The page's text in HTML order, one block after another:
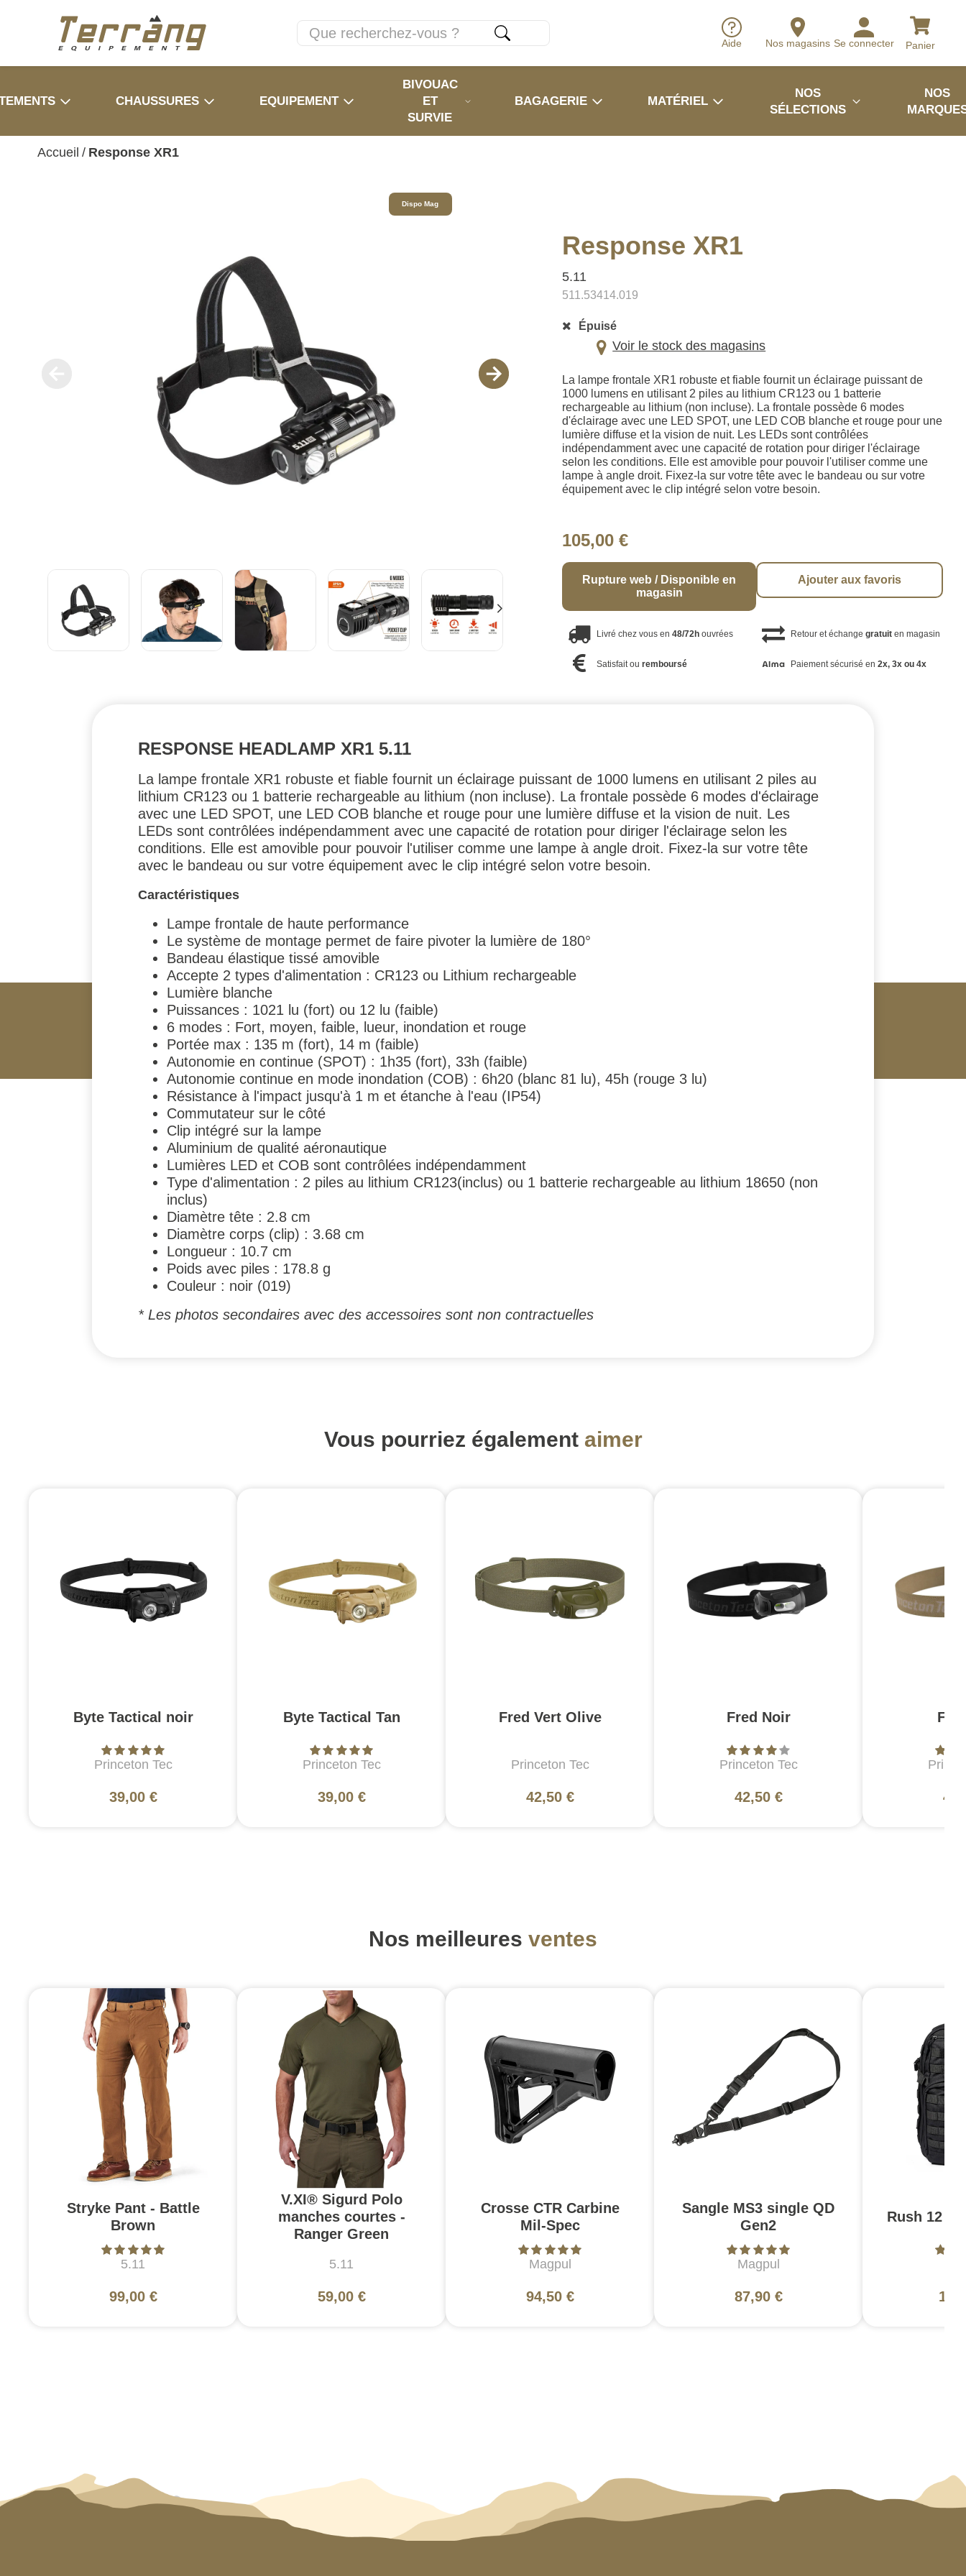
Aide Nos magasins Se connecter Panier
CHAUSSURES EQUIPEMENT
BIVOUAC
ET
SURVIE
BAGAGERIE MATÉRIEL
NOS
SÉLECTIONS
NOS
Accueil / Response XR1
Dispo Mag
Response XR1
5.11
511.53414.019
Épuisé
Voir le stock des magasins
La lampe frontale XR1 robuste et fiable fournit un éclairage puissant de
1000 lumens en utilisant 2 piles au lithium CR123 ou 1 batterie
rechargeable au lithium (non incluse). La frontale possède 6 modes
d'éclairage avec une LED SPOT, une LED COB blanche et rouge pour une
lumière diffuse et la vision de nuit. Les LEDs sont contrôlées
indépendamment avec une capacité de rotation pour diriger l'éclairage
selon les conditions. Elle est amovible pour pouvoir l'utiliser comme une
lampe à angle droit. Fixez-la sur votre tête avec le bandeau ou sur votre
équipement avec le clip intégré selon votre besoin.
105,00 €
Rupture web / Disponible en
magasin
Ajouter aux favoris
Livré chez vous en48/72h ouvrées Retour et échange gratuiten magasin
Satisfait ouremboursé Paiement sécurisé en 2x, 3x ou 4x
RESPONSE HEADLAMP XR1 5.11
La lampe frontale XR1 robuste et fiable fournit un éclairage puissant de 1000 lumens en utilisant 2 piles au
lithium CR123 ou 1 batterie rechargeable au lithium (non incluse). La frontale possède 6 modes d'éclairage
avec une LED SPOT, une LED COB blanche et rouge pour une lumière diffuse et la vision de nuit. Les
LEDs sont contrôlées indépendamment avec une capacité de rotation pour diriger l'éclairage selon les
conditions. Elle est amovible pour pouvoir l'utiliser comme une lampe à angle droit. Fixez-la sur votre tête
avec le bandeau ou sur votre équipement avec le clip intégré selon votre besoin.
Caractéristiques
Lampe frontale de haute performance
Le système de montage permet de faire pivoter la lumière de 180°
Bandeau élastique tissé amovible
Accepte 2 types d'alimentation : CR123 ou Lithium rechargeable
Lumière blanche
Puissances : 1021 lu (fort) ou 12 lu (faible)
6 modes : Fort, moyen, faible, lueur, inondation et rouge
Portée max : 135 m (fort), 14 m (faible)
Autonomie en continue (SPOT) : 1h35 (fort), 33h (faible)
Autonomie continue en mode inondation (COB) : 6h20 (blanc 81 lu), 45h (rouge 3 lu)
Résistance à l'impact jusqu'à 1 m et étanche à l'eau (IP54)
Commutateur sur le côté
Clip intégré sur la lampe
Aluminium de qualité aéronautique
Lumières LED et COB sont contrôlées indépendamment
Type d'alimentation : 2 piles au lithium CR123(inclus) ou 1 batterie rechargeable au lithium 18650 (non
inclus)
Diamètre tête : 2.8 cm
Diamètre corps (clip) : 3.68 cm
Longueur : 10.7 cm
Poids avec piles : 178.8 g
Couleur : noir (019)
* Les photos secondaires avec des accessoires sont non contractuelles
Vous pourriez également aimer
Byte Tactical noir
Princeton Tec
39,00 €
Byte Tactical Tan
Princeton Tec
39,00 €
Fred Vert Olive
Princeton Tec
42,50 €
Fred Noir
Princeton Tec
42,50 €
Nos meilleures ventes
Stryke Pant - Battle
Brown
5.11
99,00 €
V.XI® Sigurd Polo
manches courtes -
Ranger Green
5.11
59,00 €
Crosse CTR Carbine
Mil-Spec
Magpul
94,50 €
Sangle MS3 single QD
Gen2
Magpul
87,90 €
Rush 12